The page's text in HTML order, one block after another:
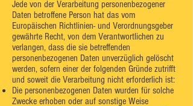
Jede von der Verarbeitung personenbezogener
Daten betroffene Person hat das vom
Europäischen Richtlinien- und Verordnungsgeber
gewährte Recht, von dem Verantwortlichen zu
verlangen, dass die sie betreffenden
personenbezogenen Daten unverzüglich gelöscht
werden, sofern einer der folgenden Gründe zutrifft
und soweit die Verarbeitung nicht erforderlich ist:
Die personenbezogenen Daten wurden für solche
Zwecke erhoben oder auf sonstige Weise